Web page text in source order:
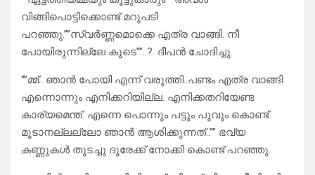
വിങ്ങിപൊട്ടിക്കൊണ്ട് മറുപടി
പറഞ്ഞു.””സ്വർണ്ണമൊക്കെ എത്ര വാങ്ങി. നീ
പോയിരുന്നില്ലേ കൂടെ””..?. ദീപൻ ചോദിച്ചു.
“”മ്മ്.. ഞാൻ പോയി എന്ന് വരുത്തി..പണ്ടം എത്ര വാങ്ങി
എന്നൊന്നും എനിക്കറിയില്ല. എനിക്കതറിയേണ്ട
കാര്യമെന്ത്. എന്നെ പൊന്നും പട്ടും പൂവും കൊണ്ട്
മൂടാനല്ലല്ലോ ഞാൻ ആശിക്കുന്നത്..”” ഭവ്യ
കണ്ണുകൾ തുടച്ചു ദൂരേക്ക് നോക്കി കൊണ്ട് പറഞ്ഞു.